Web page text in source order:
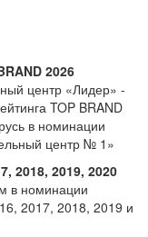
2026
центр «Лидер» -
TOP BRAND
в номинации
центр № 1»
2018, 2019, 2020
в номинации
2017, 2018, 2019 и